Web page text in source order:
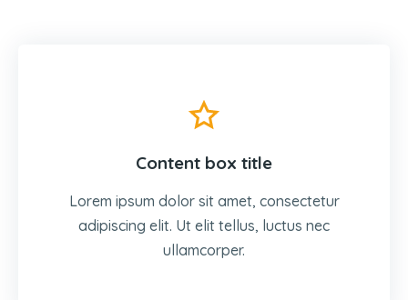
Content box title
Lorem ipsum dolor sit amet, consectetur
adipiscing elit. Ut elit tellus, luctus nec
ullamcorper.